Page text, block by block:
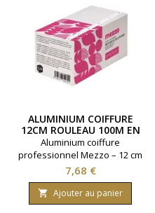
ALUMINIUM COIFFURE
12CM ROULEAU 100M EN
12 MICRONS
Aluminium coiffure
professionnel Mezzo – 12 cm
x 100 m, épaisseur 12
microns. Qualité extra, idéal
pour les mèches et
colorations en salon.
Prix
7,68 €
 Ajouter au panier